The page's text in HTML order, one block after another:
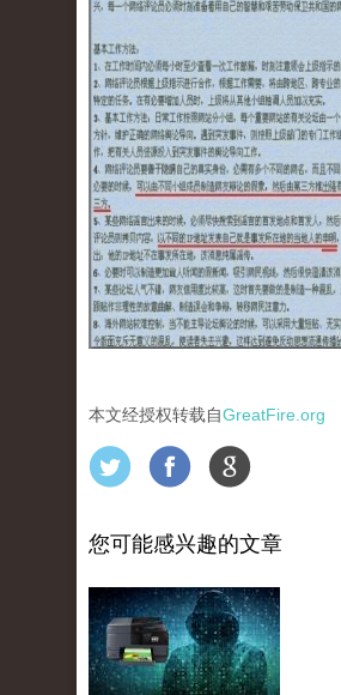
本文经授权转载自GreatFire.org
您可能感兴趣的文章